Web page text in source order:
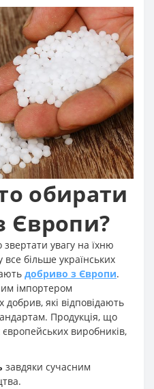
обирати
Європи?
увагу на їхню
все більше українських
добриво з Європи.
імпортером
добрив, які відповідають
Продукція, що
виробників,
завдяки сучасним